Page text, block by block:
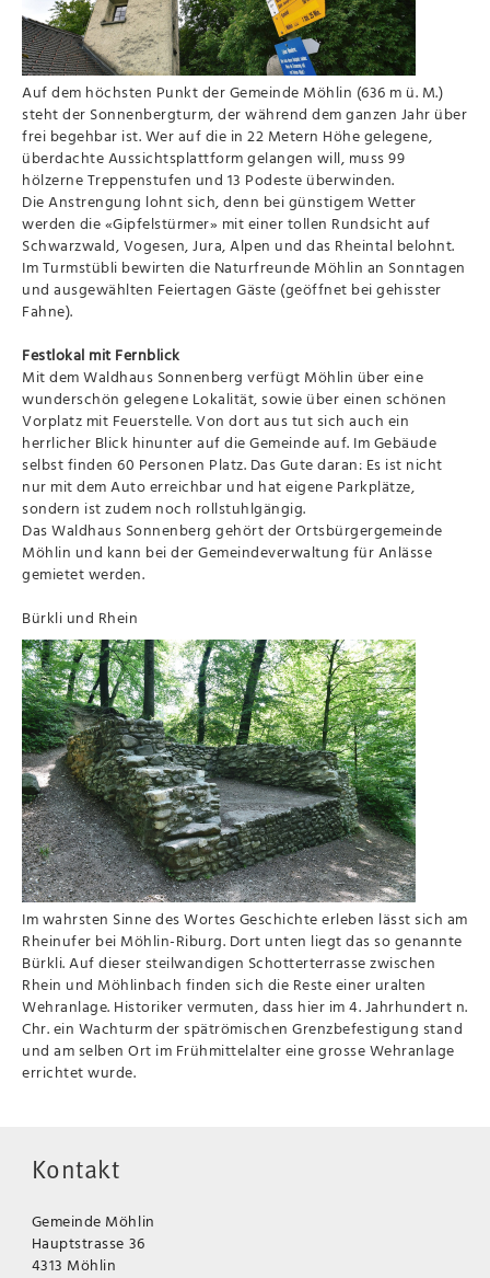
Auf dem höchsten Punkt der Gemeinde Möhlin (636 m ü. M.)
steht der Sonnenbergturm, der während dem ganzen Jahr über
frei begehbar ist. Wer auf die in 22 Metern Höhe gelegene,
überdachte Aussichtsplattform gelangen will, muss 99
hölzerne Treppenstufen und 13 Podeste überwinden.
Die Anstrengung lohnt sich, denn bei günstigem Wetter
werden die «Gipfelstürmer» mit einer tollen Rundsicht auf
Schwarzwald, Vogesen, Jura, Alpen und das Rheintal belohnt.
Im Turmstübli bewirten die Naturfreunde Möhlin an Sonntagen
und ausgewählten Feiertagen Gäste (geöffnet bei gehisster
Fahne).
Festlokal mit Fernblick
Mit dem Waldhaus Sonnenberg verfügt Möhlin über eine
wunderschön gelegene Lokalität, sowie über einen schönen
Vorplatz mit Feuerstelle. Von dort aus tut sich auch ein
herrlicher Blick hinunter auf die Gemeinde auf. Im Gebäude
selbst finden 60 Personen Platz. Das Gute daran: Es ist nicht
nur mit dem Auto erreichbar und hat eigene Parkplätze,
sondern ist zudem noch rollstuhlgängig.
Das Waldhaus Sonnenberg gehört der Ortsbürgergemeinde
Möhlin und kann bei der Gemeindeverwaltung für Anlässe
gemietet werden.
Bürkli und Rhein
Im wahrsten Sinne des Wortes Geschichte erleben lässt sich am
Rheinufer bei Möhlin-Riburg. Dort unten liegt das so genannte
Bürkli. Auf dieser steilwandigen Schotterterrasse zwischen
Rhein und Möhlinbach finden sich die Reste einer uralten
Wehranlage. Historiker vermuten, dass hier im 4. Jahrhundert n.
Chr. ein Wachturm der spätrömischen Grenzbefestigung stand
und am selben Ort im Frühmittelalter eine grosse Wehranlage
errichtet wurde.
Kontakt
Gemeinde Möhlin
Hauptstrasse 36
4313 Möhlin